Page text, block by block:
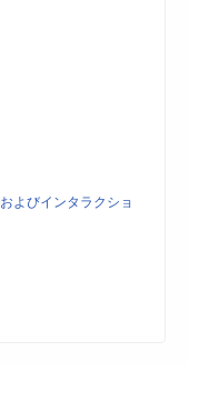
よびインタラクショ